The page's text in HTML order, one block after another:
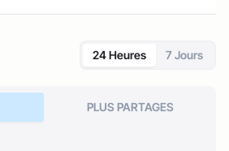
24 Heures 7 Jours
PLUS PARTAGES